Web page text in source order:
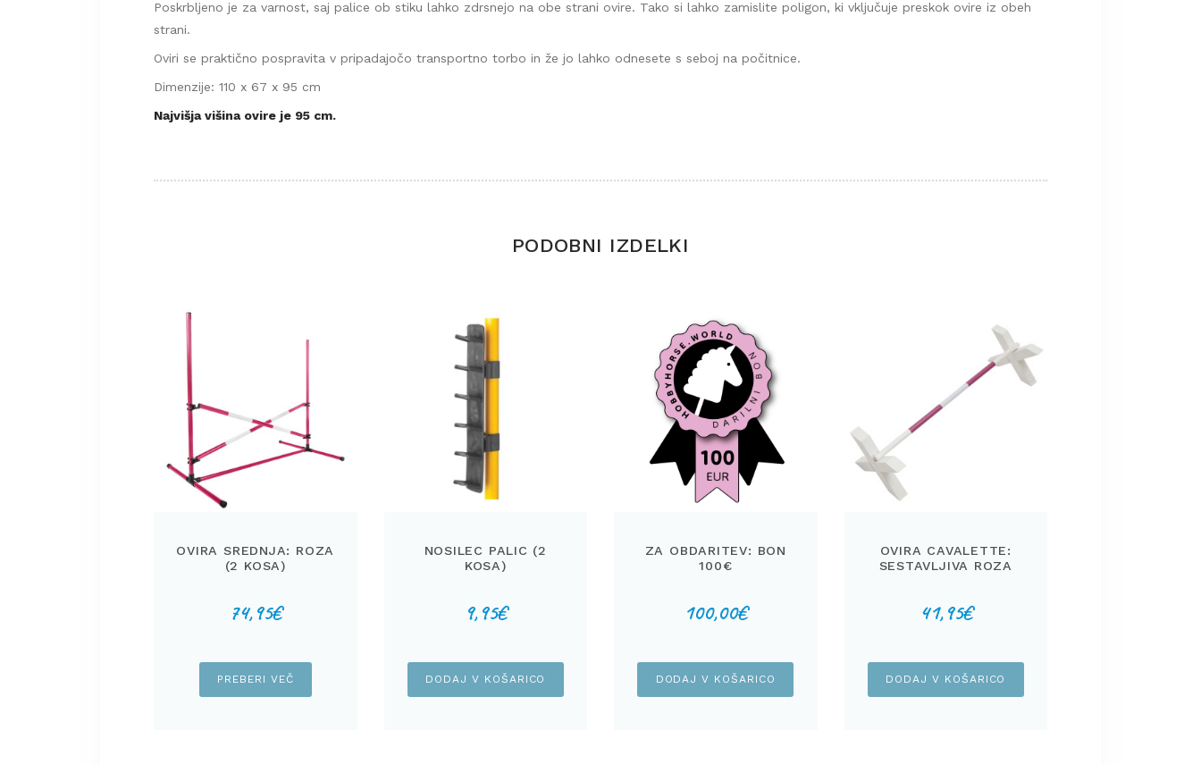
Poskrbljeno je za varnost, saj palice ob stiku lahko zdrsnejo na obe strani ovire. Tako si lahko zamislite poligon, ki vključuje preskok ovire iz obeh
strani.
Oviri se praktično pospravita v pripadajočo transportno torbo in že jo lahko odnesete s seboj na počitnice.
Dimenzije: 110 x 67 x 95 cm
Najvišja višina ovire je 95 cm.
PODOBNI IZDELKI
OVIRA SREDNJA: ROZA
(2 KOSA)
74,95€
PREBERI VEČ
NOSILEC PALIC (2
KOSA)
9,95€
DODAJ V KOŠARICO
ZA OBDARITEV: BON
100€
100,00€
DODAJ V KOŠARICO
OVIRA CAVALETTE:
SESTAVLJIVA ROZA
41,95€
DODAJ V KOŠARICO